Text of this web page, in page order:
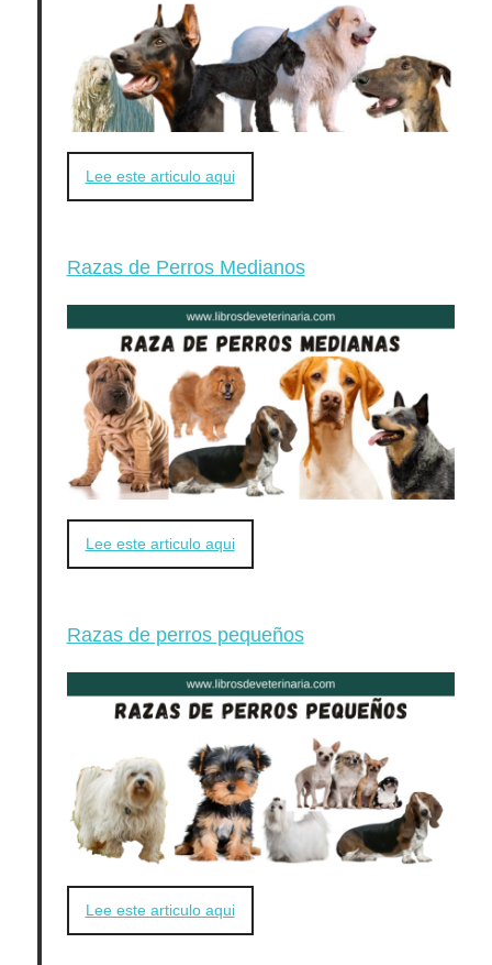
Lee este articulo aqui
Razas de Perros Medianos
Lee este articulo aqui
Razas de perros pequeños
Lee este articulo aqui